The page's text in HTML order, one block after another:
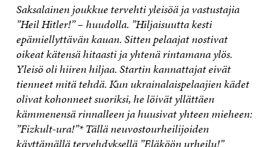
Saksalainen joukkue tervehti yleisöä ja vastustajia
”Heil Hitler!” – huudolla. ”Hiljaisuutta kesti
epämiellyttävän kauan. Sitten pelaajat nostivat
oikeat kätensä hitaasti ja yhtenä rintamana ylös.
Yleisö oli hiiren hiljaa. Startin kannattajat eivät
tienneet mitä tehdä. Kun ukrainalaispelaajien kädet
olivat kohonneet suoriksi, he löivät yllättäen
kämmenensä rinnalleen ja huusivat yhteen mieheen:
”Fizkult-ura!”* Tällä neuvostourheilijoiden
käyttämällä tervehdyksellä ”Eläköön urheilu!”